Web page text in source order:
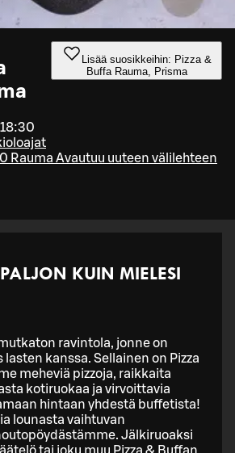
Lisää suosikkeihin: Pizza &
Buffa Rauma, Prisma
Rauma Avautuu uuteen välilehteen
KUIN MIELESI
ravintola, jonne on
lasten kanssa. Sellainen on Pizza
meheviä pizzoja, raikkaita
kotiruokaa ja virvoittavia
hintaan yhdestä buffetista!
lounasta vaihtuvan
Jälkiruoaksi
tai joku muu Pizza & Buffan